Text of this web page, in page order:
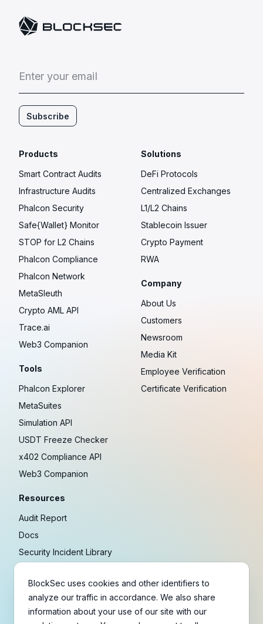
Enter your email
Subscribe
Products
Smart Contract Audits
Infrastructure Audits
Phalcon Security
Safe{Wallet} Monitor
STOP for L2 Chains
Phalcon Compliance
Phalcon Network
MetaSleuth
Crypto AML API
Trace.ai
Web3 Companion
Tools
Phalcon Explorer
MetaSuites
Simulation API
USDT Freeze Checker
x402 Compliance API
Web3 Companion
Resources
Audit Report
Docs
Security Incident Library
Research
Guides
Crypto Payment Playbook
Solutions
DeFi Protocols
Centralized Exchanges
L1/L2 Chains
Stablecoin Issuer
Crypto Payment
RWA
Company
About Us
Customers
Newsroom
Media Kit
Employee Verification
Certificate Verification
BlockSec uses cookies and other identifiers to
analyze our traffic in accordance. We also share
information about your use of our site with our